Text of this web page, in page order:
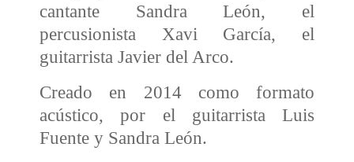
cantante Sandra León, el
percusionista Xavi García, el
guitarrista Javier del Arco.
Creado en 2014 como formato
acústico, por el guitarrista Luis
Fuente y Sandra León.